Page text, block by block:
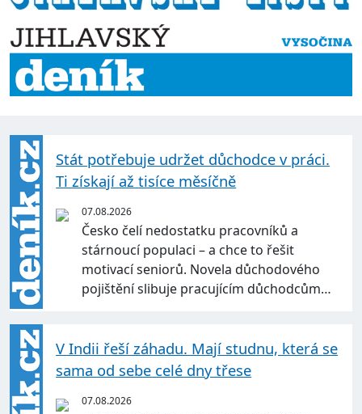
Stát potřebuje udržet důchodce v práci.
Ti získají až tisíce měsíčně
07.08.2026
Česko čelí nedostatku pracovníků a
stárnoucí populaci – a chce to řešit
motivací seniorů. Novela důchodového
pojištění slibuje pracujícím důchodcům…
V Indii řeší záhadu. Mají studnu, která se
sama od sebe celé dny třese
07.08.2026